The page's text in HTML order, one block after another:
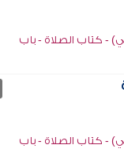
- كتاب الصلاة - باب
- كتاب الصلاة - باب